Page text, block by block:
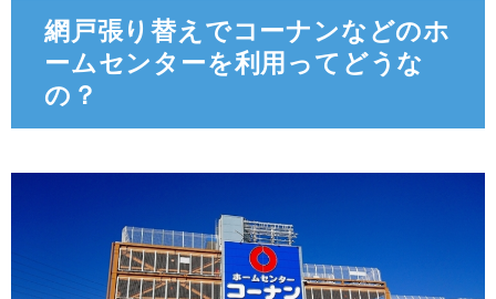
網戸張り替えでコーナンなどのホ
ームセンターを利用ってどうな
の？